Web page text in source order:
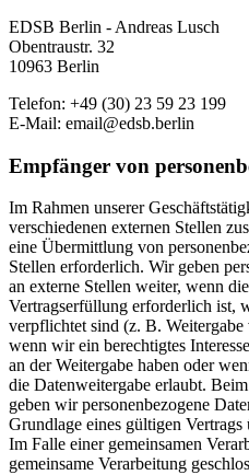
EDSB Berlin - Andreas Lusch
Obentraustr. 32
10963 Berlin
Telefon: +49 (30) 23 59 23 199
E-Mail: email@edsb.berlin
Empfänger von
Im Rahmen unserer
verschiedenen externen Stellen
eine Übermittlung von
Stellen erforderlich. Wir geben
an externe Stellen weiter, wenn
Vertragserfüllung erforderlich ist,
verpflichtet sind (z. B. Weitergabe
wenn wir ein berechtigtes
an der Weitergabe haben oder
die Datenweitergabe erlaubt.
geben wir personenbezogene
Grundlage eines gültigen
Im Falle einer gemeinsamen
gemeinsame Verarbeitung